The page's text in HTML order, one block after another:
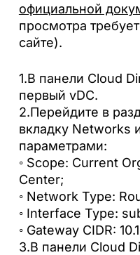
официальной
просмотра
сайте).
1.В панели Cloud
первый vDC.
2.Перейдите в
вкладку Networks
параметрами:
◦ Scope: Current
Center;
◦ Network Type:
◦ Interface Type:
◦ Gateway CIDR:
3.В панели Cloud